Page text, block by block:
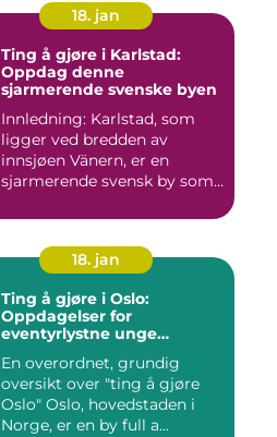
18. jan
Ting å gjøre i Karlstad:
Oppdag denne
sjarmerende svenske byen
Innledning: Karlstad, som
ligger ved bredden av
innsjøen Vänern, er en
sjarmerende svensk by som
18. jan
Ting å gjøre i Oslo:
Oppdagelser for
eventyrlystne unge
En overordnet, grundig
oversikt over "ting å gjøre
Oslo" Oslo, hovedstaden i
Norge, er en by full a...